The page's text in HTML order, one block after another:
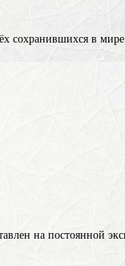
сохранившихся в мире.
на постоянной